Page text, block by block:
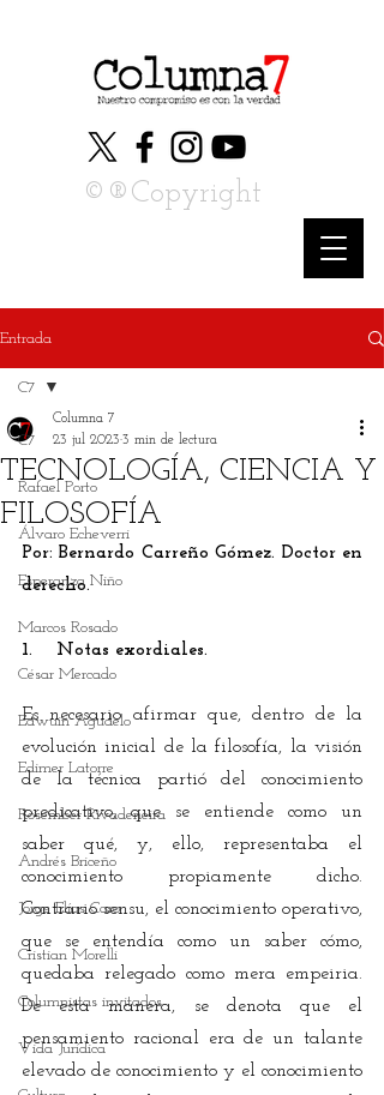
©®Copyright
Entrada
C7
Rafael Porto
Álvaro Echeverri
Esperanza Niño
Marcos Rosado
César Mercado
Edwuin Agudelo
Edimer Latorre
Rosember Rivadeneira
Andrés Briceño
Jorge Elías Caro
Cristian Morelli
Columnistas invitados
Vida Jurídica
C7
TECNOLOGÍA, CIENCIA Y
FILOSOFÍA
Columna 7
23 jul 2023 3 min de lectura
Por: Bernardo Carreño Gómez. Doctor en
derecho.
1.    Notas exordiales.
Es necesario afirmar que, dentro de la
evolución inicial de la filosofía, la visión
de la técnica partió del conocimiento
predicativo, que se entiende como un
saber qué, y, ello, representaba el
conocimiento propiamente dicho.
Contrario sensu, el conocimiento operativo,
que se entendía como un saber cómo,
quedaba relegado como mera empeiria.
De esta manera, se denota que el
pensamiento racional era de un talante
elevado de conocimiento y el conocimiento